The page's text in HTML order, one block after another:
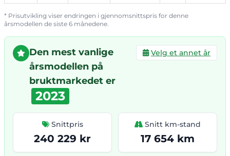
* Prisutvikling viser endringen i gjennomsnittspris for denne
årsmodellen de siste 6 månedene.
Den mest vanlige
årsmodellen på
bruktmarkedet er
2023
Velg et annet år
Snittpris
240 229 kr
Snitt km-stand
17 654 km